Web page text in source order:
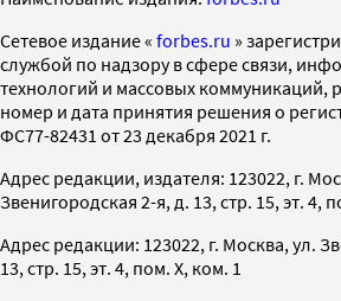
Cетевое издание « forbes.ru »
службой по надзору в сфере связи,
технологий и массовых коммуникаций,
номер и дата принятия решения о
ФС77-82431 от 23 декабря 2021 г.
Адрес редакции, издателя: 123022, г.
Звенигородская 2-я, д. 13, стр. 15, эт. 4,
Адрес редакции: 123022, г. Москва, ул.
13, стр. 15, эт. 4, пом. X, ком. 1